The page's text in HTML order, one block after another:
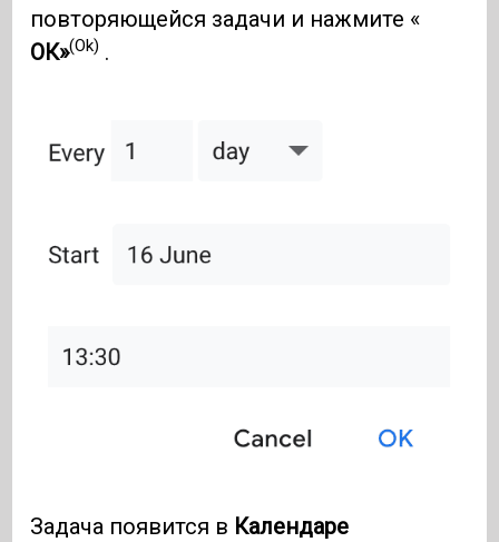
повторяющейся задачи и нажмите «
ОК»(Ok) .
Задача появится в Календаре